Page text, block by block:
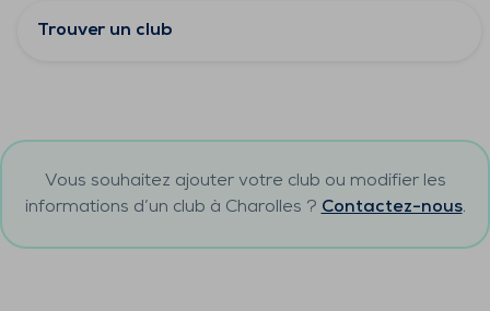
Trouver un club
Vous souhaitez ajouter votre club ou modifier les
informations d’un club à Charolles ? Contactez-nous.